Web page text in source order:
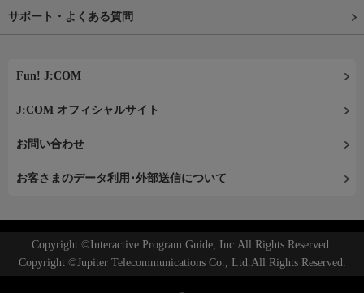
サポート・よくある質問
Fun! J:COM
J:COM オフィシャルサイト
お問い合わせ
お客さまのデータ利用･外部送信について
Copyright ©Interactive Program Guide, Inc.All Rights Reserved.
Copyright ©Jupiter Telecommunications Co., Ltd.All Rights Reserved.